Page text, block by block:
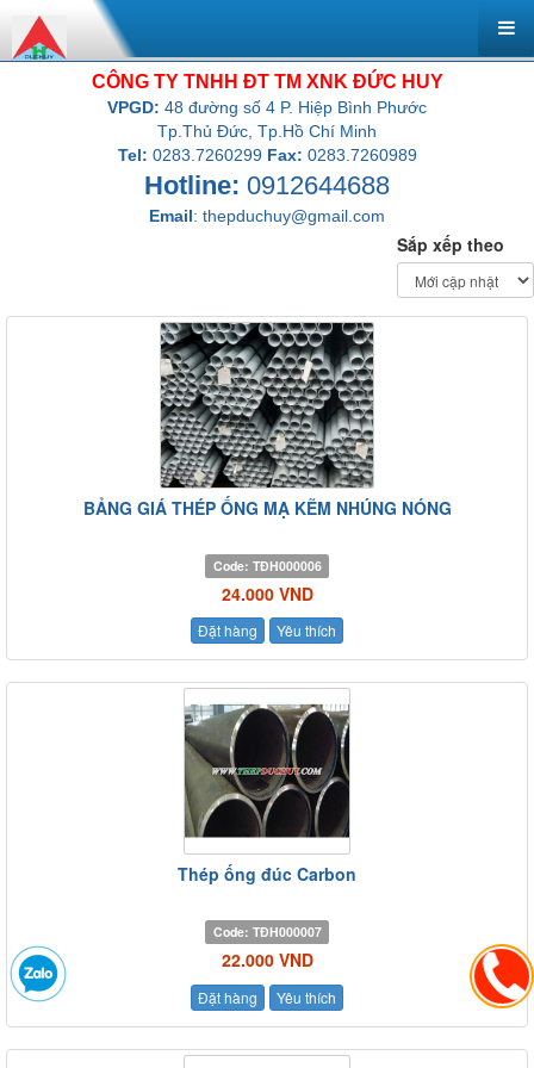
CÔNG TY TNHH ĐT TM XNK ĐỨC HUY
VPGD: 48 đường số 4 P. Hiệp Bình Phước
Tp.Thủ Đức, Tp.Hồ Chí Minh
Tel: 0283.7260299 Fax: 0283.7260989
Hotline: 0912644688
Email: thepduchuy@gmail.com
Sắp xếp theo
BẢNG GIÁ THÉP ỐNG MẠ KẼM NHÚNG NÓNG
Code: TĐH000006
24.000 VND
Đặt hàng Yêu thích
Thép ống đúc Carbon
Code: TĐH000007
22.000 VND
Đặt hàng Yêu thích